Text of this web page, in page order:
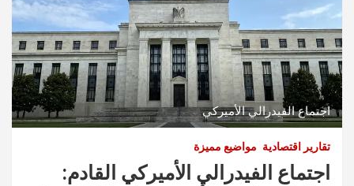
اجتماع الفيدرالي الأميركي
تقارير اقتصادية مواضيع مميزة
اجتماع الفيدرالي الأميركي القادم: